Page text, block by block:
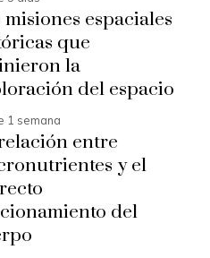
misiones espaciales
que
la
del espacio
1 semana
entre
y el
del